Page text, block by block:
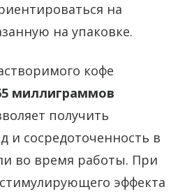
на
на упаковке.
кофе
миллиграммов
получить
и сосредоточенность в
во время работы. При
эффекта